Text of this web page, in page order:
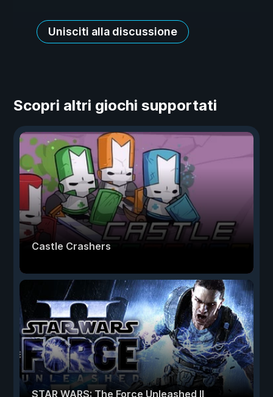
Unisciti alla discussione
Scopri altri giochi supportati
Castle Crashers
STAR WARS: The Force Unleashed II